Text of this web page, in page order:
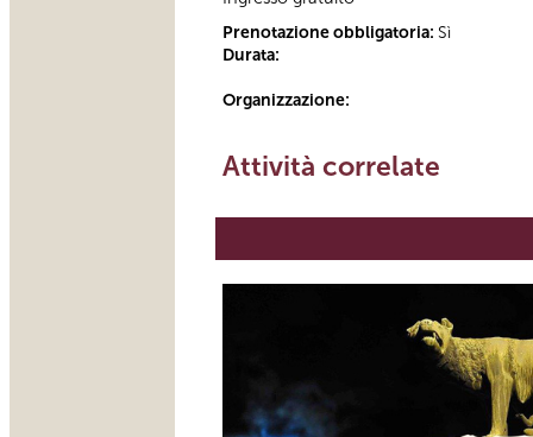
Prenotazione obbligatoria: Sì
Durata:
Organizzazione:
Attività correlate